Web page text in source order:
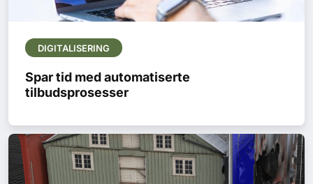
DIGITALISERING
Spar tid med automatiserte
tilbudsprosesser